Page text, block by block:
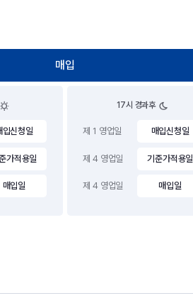
매입
입신청일
가적용일
매입일
17시 경과후
제 1 영업일 매입신청일
제 4 영업일 기준가적용일
제 4 영업일 매입일